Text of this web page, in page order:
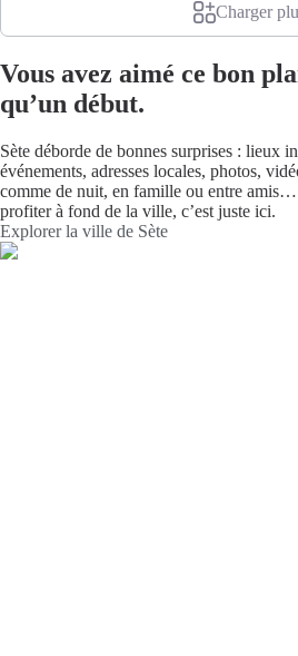
Charger
Vous avez aimé ce bon
qu’un début.
Sète déborde de bonnes surprises : lieux
événements, adresses locales, photos,
comme de nuit, en famille ou entre
profiter à fond de la ville, c’est juste ici.
Explorer la ville de Sète